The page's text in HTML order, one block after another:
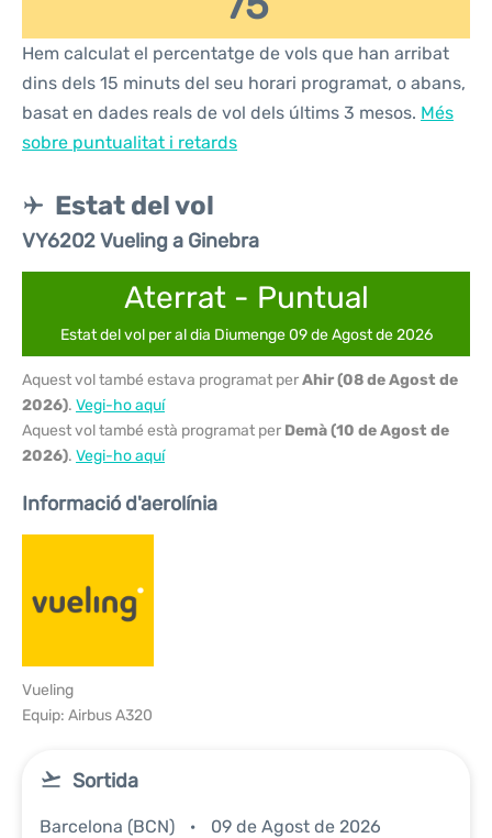
Hem calculat el percentatge de vols que han arribat
dins dels 15 minuts del seu horari programat, o abans,
basat en dades reals de vol dels últims 3 mesos. Més
sobre puntualitat i retards
Estat del vol
VY6202 Vueling a Ginebra
Aterrat - Puntual
Estat del vol per al dia Diumenge 09 de Agost de 2026
Aquest vol també estava programat perAhir (08 de Agost de
2026). Vegi-ho aquí
Aquest vol també està programat per Demà (10 de Agost de
2026). Vegi-ho aquí
Informació d'aerolínia
Vueling
Equip: Airbus A320
Sortida
Barcelona (BCN) 09 de Agost de 2026